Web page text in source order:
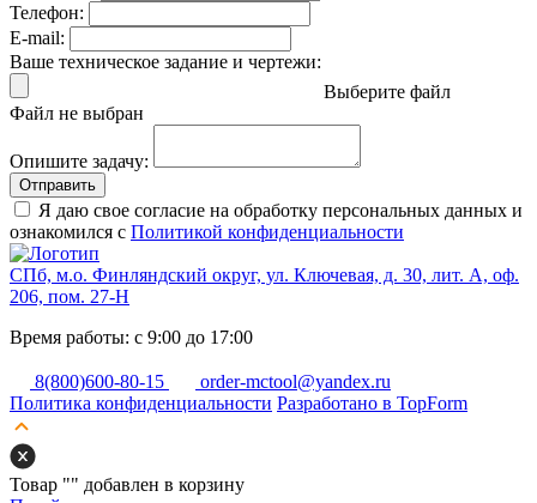
Телефон:
E-mail:
Ваше техническое задание и чертежи:
Выберите файл
Файл не выбран
Опишите задачу:
Отправить
Я даю свое согласие на обработку персональных данных и
ознакомился с Политикой конфиденциальности
СПб, м.о. Финляндский округ, ул. Ключевая, д. 30, лит. А, оф.
206, пом. 27-Н
Время работы: с 9:00 до 17:00
8(800)600-80-15
order-mctool@yandex.ru
Политика конфиденциальности Разработано в TopForm
Товар "" добавлен в корзину